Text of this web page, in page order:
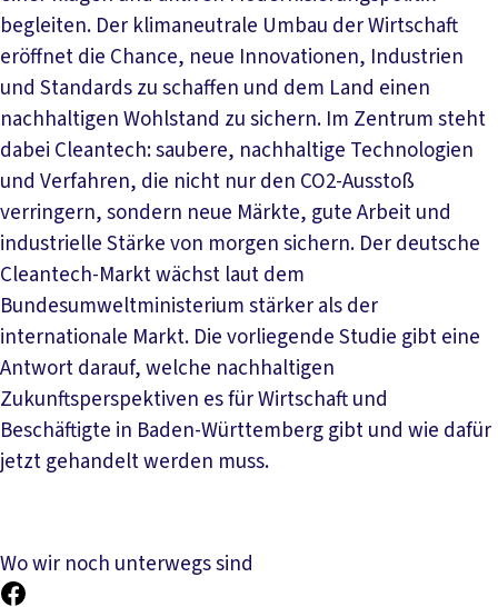
begleiten. Der klimaneutrale Umbau der Wirtschaft
eröffnet die Chance, neue Innovationen, Industrien
und Standards zu schaffen und dem Land einen
nachhaltigen Wohlstand zu sichern. Im Zentrum steht
dabei Cleantech: saubere, nachhaltige Technologien
und Verfahren, die nicht nur den CO2-Ausstoß
verringern, sondern neue Märkte, gute Arbeit und
industrielle Stärke von morgen sichern. Der deutsche
Cleantech-Markt wächst laut dem
Bundesumweltministerium stärker als der
internationale Markt. Die vorliegende Studie gibt eine
Antwort darauf, welche nachhaltigen
Zukunftsperspektiven es für Wirtschaft und
Beschäftigte in Baden-Württemberg gibt und wie dafür
jetzt gehandelt werden muss.
Wo wir noch unterwegs sind